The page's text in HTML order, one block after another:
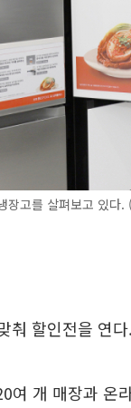
고를 살펴보고 있다.
춰 할인전을 연다.
여 개 매장과 온